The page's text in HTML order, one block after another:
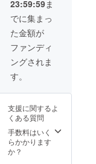
ンに貼
付され
たラベ
ルや注
意書き
をご確
認くだ
プレー
トに記
載を希
望する
貴社
（また
は個
をご記
さい。
23:59:59ま
でに集まっ
た金額が
ファンディ
ングされま
す。
支援に関するよ
くある質問
手数料はいく
らかかります
か？